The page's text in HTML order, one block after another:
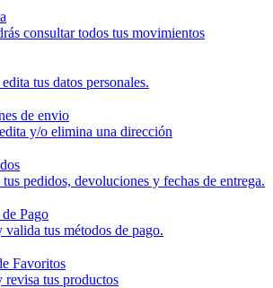
consultar todos tus movimientos
tus datos personales.
de envio
y/o elimina una dirección
pedidos, devoluciones y fechas de entrega.
Pago
valida tus métodos de pago.
Favoritos
revisa tus productos